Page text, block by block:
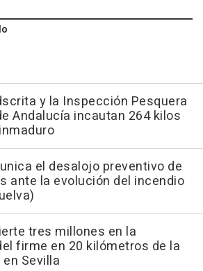
y la Inspección Pesquera
Andalucía incautan 264 kilos
el desalojo preventivo de
ante la evolución del incendio
tres millones en la
firme en 20 kilómetros de la
Sevilla